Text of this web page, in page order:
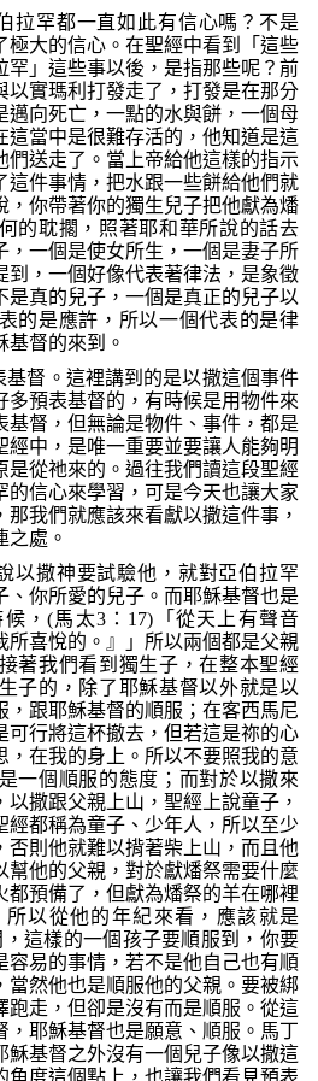
拉罕都一直如此有信心嗎？不是
大的信心。在聖經中看到
「這些
」 這些事以後，是指那些呢？前
以實瑪利打發走了，打發是在那分
邁向死亡，一點的水與餅，一個母
這當中是很難存活的，他知道是這
們送走了。當上帝給他這樣的指示
這件事情，把水跟一些餅給他們就
，你帶著你的獨生兒子把他獻為燔
的耽擱，照著耶和華所說的話去
，一個是使女所生，一個是妻子所
到，一個好像代表著律法，是象徵
是真的兒子，一個是真正的兒子以
的是應許，所以一個代表的是律
基督的來到。
基督。這裡講到的是以撒這個事件
多預表基督的，有時候是用物件來
基督，但無論是物件、事件，都是
經中，是唯一重要並要讓人能夠明
是從祂來的。過往我們讀這段聖經
的信心來學習，可是今天也讓大家
我們就應該來看獻以撒這件事，
之處。
以撒神要試驗他，就對亞伯拉罕
、你所愛的兒子。而耶穌基督也是
， (馬太3： 17) 「從天上有聲音
喜悅的。』」 所以兩個都是父親
著我們看到獨生子，在整本聖經
子的，除了耶穌基督以外就是以
，跟耶穌基督的順服；在客西馬尼
可行將這杯撤去，但若這是祢的心
，在我的身上。所以不要照我的意
一個順服的態度；而對於以撒來
撒跟父親上山，聖經上說童子，
經都稱為童子、少年人，所以至少
否則他就難以揹著柴上山，而且他
幫他的父親，對於獻燔祭需要什麼
都預備了，但獻為燔祭的羊在哪裡
以從他的年紀來看，應該就是
這樣的一個孩子要順服到，你要
容易的事情，若不是他自己也有順
當然他也是順服他的父親。要被綁
跑走，但卻是沒有而是順服。從這
，耶穌基督也是願意、順服。馬丁
穌基督之外沒有一個兒子像以撒這
角度這個點上，也讓我們看見預表